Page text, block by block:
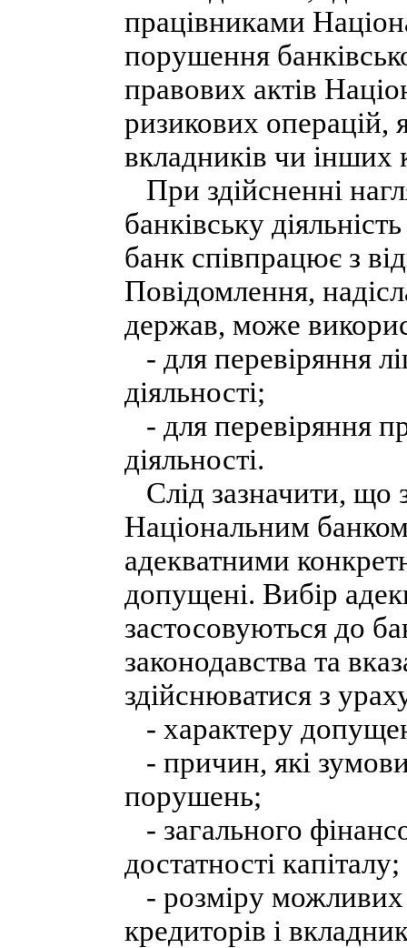
працівниками
порушення
правових актів
ризикових операцій,
вкладників чи інших
При здійсненні
банківську
банк співпрацює з
Повідомлення,
держав, може
- для перевіряння
діяльності;
- для перевіряння
діяльності.
Слід зазначити, що
Національним
адекватними
допущені. Вибір
застосовуються до
законодавства та
здійснюватися з
- характеру
- причин, які
порушень;
- загального
достатності капіталу;
- розміру можливих
кредиторів і